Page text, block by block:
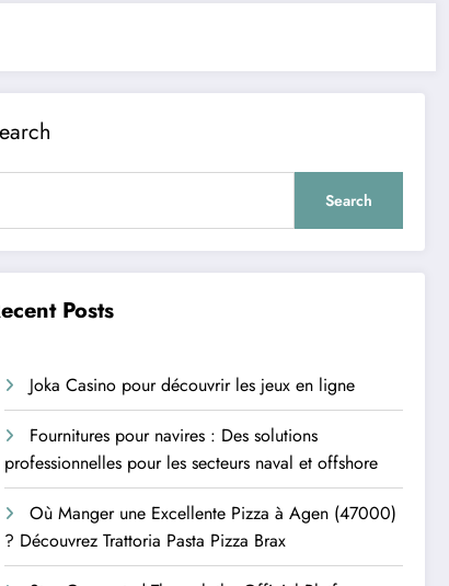
Search
Posts
Joka Casino pour découvrir les jeux en ligne
Fournitures pour navires : Des solutions
professionnelles pour les secteurs naval et offshore
Où Manger une Excellente Pizza à Agen (47000)
? Découvrez Trattoria Pasta Pizza Brax